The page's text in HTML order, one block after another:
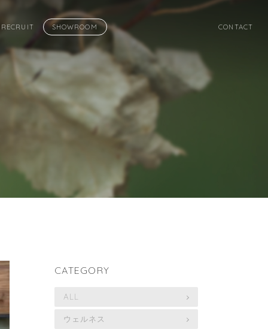
RECRUIT SHOWROOM CONTACT
CATEGORY
ALL
ウェルネス